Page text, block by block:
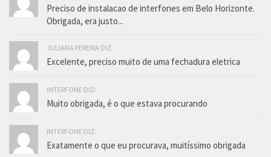
Preciso de instalacao de interfones em Belo Horizonte.
Obrigada, era justo...
JULIANA PEREIRA DIZ:
Excelente, preciso muito de uma fechadura eletrica
INTERFONE DIZ:
Muito obrigada, é o que estava procurando
INTERFONE DIZ:
Exatamente o que eu procurava, muitíssimo obrigada